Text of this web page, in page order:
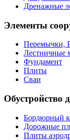
Дренажные
Элементы
Перемычки,
Лестничные
Фундамент
Плиты
Сваи
Обустройство
Бордюрный
Дорожные
Плиты